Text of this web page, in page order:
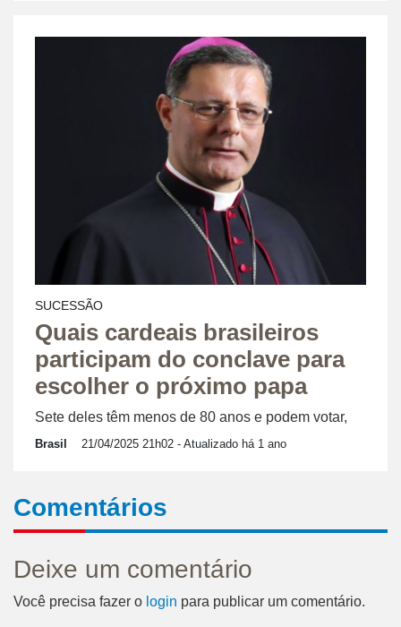
SUCESSÃO
Quais cardeais brasileiros
participam do conclave para
escolher o próximo papa
Sete deles têm menos de 80 anos e podem votar,
Brasil 21/04/2025 21h02 - Atualizado há 1 ano
Comentários
Deixe um comentário
Você precisa fazer o login para publicar um comentário.